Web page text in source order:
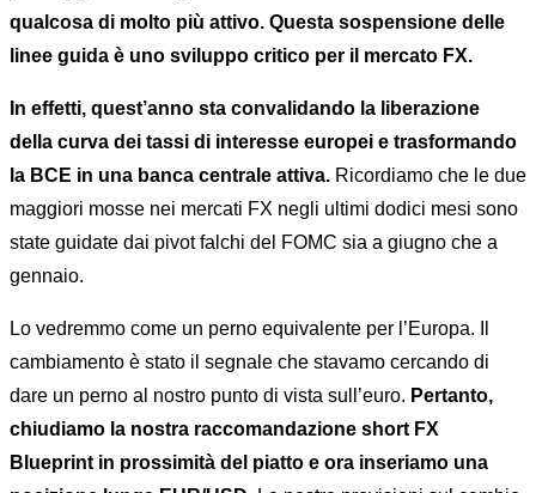
qualcosa di molto più attivo. Questa sospensione delle
linee guida è uno sviluppo critico per il mercato FX.
In effetti, quest’anno sta convalidando la liberazione
della curva dei tassi di interesse europei e trasformando
la BCE in una banca centrale attiva. Ricordiamo che le due
maggiori mosse nei mercati FX negli ultimi dodici mesi sono
state guidate dai pivot falchi del FOMC sia a giugno che a
gennaio.
Lo vedremmo come un perno equivalente per l’Europa. Il
cambiamento è stato il segnale che stavamo cercando di
dare un perno al nostro punto di vista sull’euro. Pertanto,
chiudiamo la nostra raccomandazione short FX
Blueprint in prossimità del piatto e ora inseriamo una